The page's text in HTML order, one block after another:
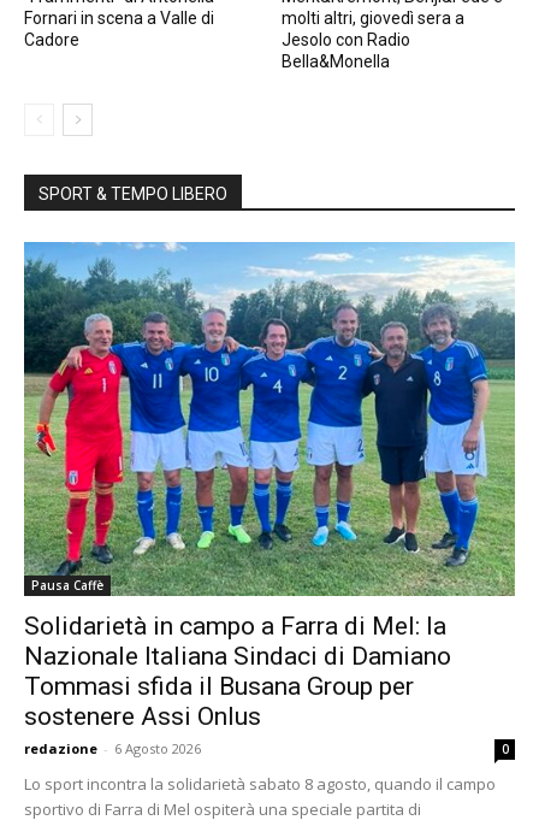
Fornari in scena a Valle di
Cadore
molti altri, giovedì sera a
Jesolo con Radio
Bella&Monella
SPORT & TEMPO LIBERO
Pausa Caffè
Solidarietà in campo a Farra di Mel: la
Nazionale Italiana Sindaci di Damiano
Tommasi sfida il Busana Group per
sostenere Assi Onlus
redazione - 6 Agosto 2026 0
Lo sport incontra la solidarietà sabato 8 agosto, quando il campo
sportivo di Farra di Mel ospiterà una speciale partita di